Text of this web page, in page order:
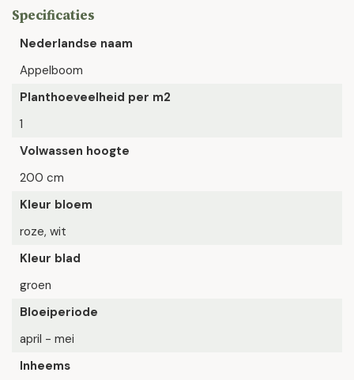
Specificaties
Nederlandse naam
Appelboom
Planthoeveelheid per m2
1
Volwassen hoogte
200 cm
Kleur bloem
roze, wit
Kleur blad
groen
Bloeiperiode
april - mei
Inheems